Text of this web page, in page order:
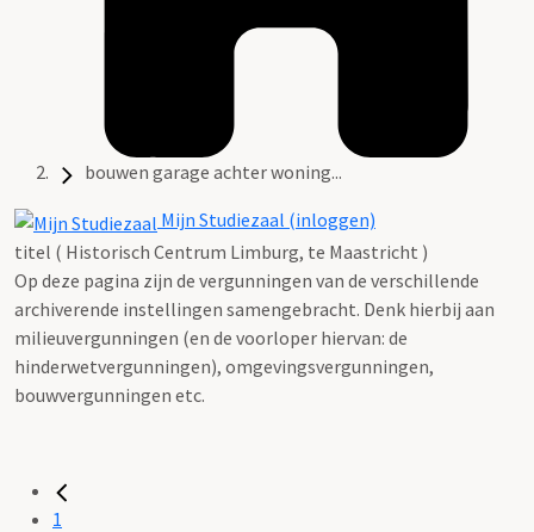
bouwen garage achter woning...
Mijn Studiezaal (inloggen)
titel ( Historisch Centrum Limburg, te Maastricht )
Op deze pagina zijn de vergunningen van de verschillende
archiverende instellingen samengebracht. Denk hierbij aan
milieuvergunningen (en de voorloper hiervan: de
hinderwetvergunningen), omgevingsvergunningen,
bouwvergunningen etc.
1